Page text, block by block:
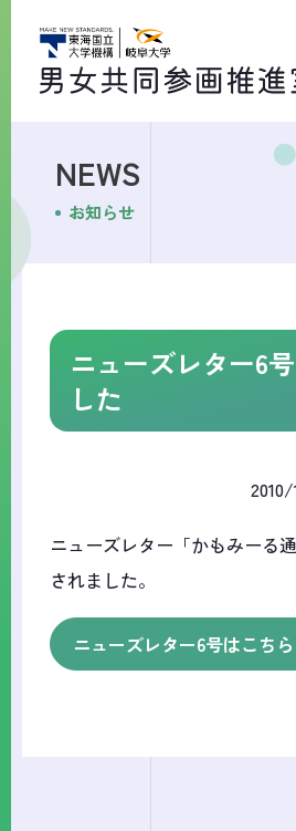
NEWS
お知らせ
ニューズレター6
した
ニューズレター「かもみーる
されました。
ニューズレター6号はこちら